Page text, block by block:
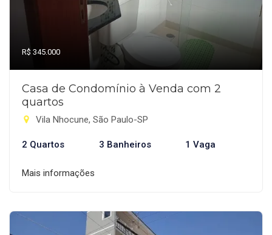
R$ 345.000
Casa de Condomínio à Venda com 2
quartos
Vila Nhocune, São Paulo-SP
2 Quartos 3 Banheiros 1 Vaga
Mais informações